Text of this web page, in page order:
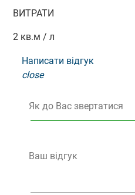
ВИТРАТИ
2 кв.м / л
Написати відгук
close
Як до Вас звертатися
Ваш відгук